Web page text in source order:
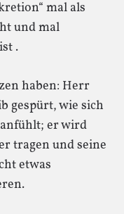
mal als
und mal
.
haben: Herr
gespürt, wie sich
er wird
tragen und seine
etwas